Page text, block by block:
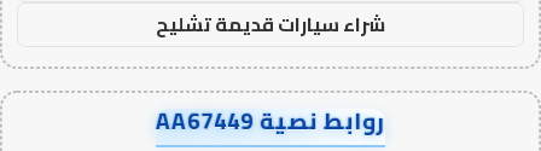
شراء سيارات قديمة تشليح
روابط نصية AA67449